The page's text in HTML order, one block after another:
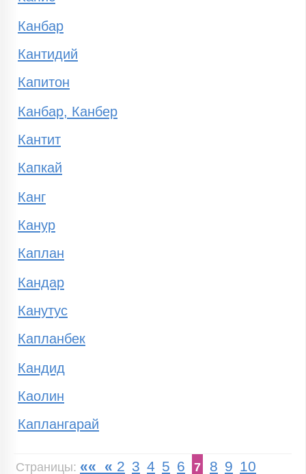
Канбар
Кантидий
Капитон
Канбар, Канбер
Кантит
Капкай
Канг
Канур
Каплан
Кандар
Канутус
Капланбек
Кандид
Каолин
Каплангарай
Страницы: «« « 2 3 4 5 6 7 8 9 10